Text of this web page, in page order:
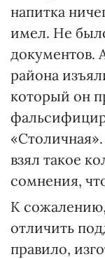
напитка
имел. Не
документов.
района
который он
взял такое
сомнения,
К
отличить
правило,